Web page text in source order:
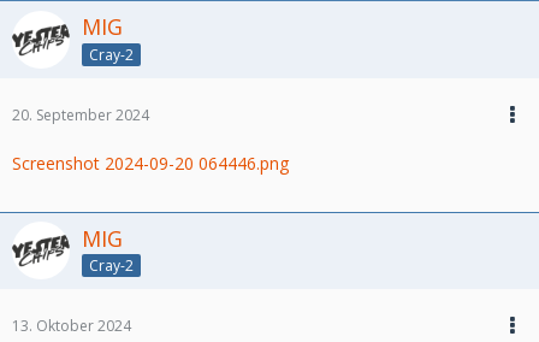
MIG
Cray-2
20. September 2024
Screenshot 2024-09-20 064446.png
MIG
Cray-2
13. Oktober 2024